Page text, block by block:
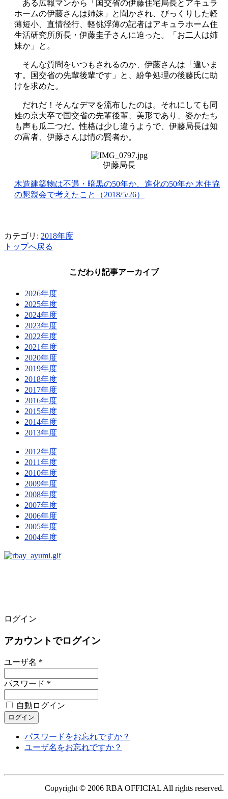
ある広報マンから「国交省の伊藤住宅局長とアキュラ
ホームの伊藤さんは姉妹」と聞かされ、びっくりした軽
薄短小、直情径行、軽佻浮薄の記者はアキュラホーム住
生活研究所所長・伊藤圭子さんに迫った。「お二人は姉
妹か」と。
そんな質問をいつもされるのか、伊藤さんは「違いま
す。国交省の先輩後輩です」と、紛争処理の後藤氏に助
けを求めた。
だれだ！そんなデマを流布したのは。それにしても同
姓の京大卒で国交省の先輩後輩、美形であり、姿かたち
も声も瓜二つだ。性格は少し違うようで、伊藤局長は知
の富者、伊藤さんは情の賢者か。
伊藤局長
木造建築物は不遇・暗黒の50年か、進化の50年か 木住協
の懇親会で考えたこと（2018/5/26）
カテゴリ: 2018年度
トップへ戻る
こだわり記事アーカイブ
2026年度
2025年度
2024年度
2023年度
2022年度
2021年度
2020年度
2019年度
2018年度
2017年度
2016年度
2015年度
2014年度
2013年度
2012年度
2011年度
2010年度
2009年度
2008年度
2007年度
2006年度
2005年度
2004年度
ログイン
アカウントでログイン
ユーザ名 *
パスワード *
自動ログイン
パスワードをお忘れですか？
ユーザ名をお忘れですか？
Copyright © 2006 RBA OFFICIAL All rights reserved.